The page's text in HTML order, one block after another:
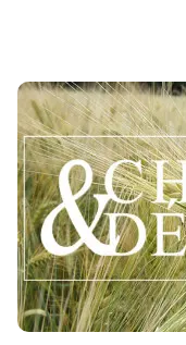
NORMANDIE
Orge d'hiver :
pour les semis
Retrouvez nos
l'orge d'hiver en
06 AOÛT 2026